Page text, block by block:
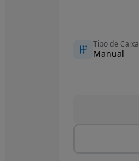
Tipo de Caixa
Manual